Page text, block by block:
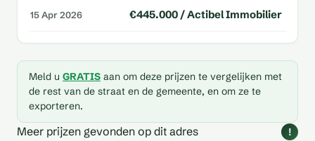
15 Apr 2026 €445.000 / Actibel Immobilier
Meld u GRATIS aan om deze prijzen te vergelijken met
de rest van de straat en de gemeente, en om ze te
exporteren.
Meer prijzen gevonden op dit adres !